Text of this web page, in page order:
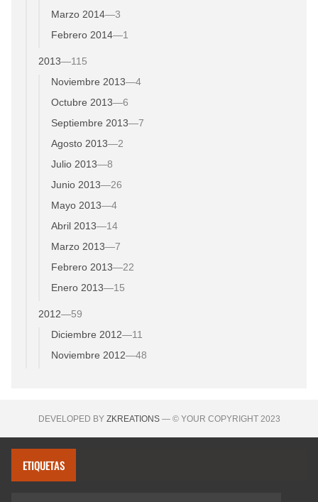
Marzo 2014—3
Febrero 2014—1
2013—115
Noviembre 2013—4
Octubre 2013—6
Septiembre 2013—7
Agosto 2013—2
Julio 2013—8
Junio 2013—26
Mayo 2013—4
Abril 2013—14
Marzo 2013—7
Febrero 2013—22
Enero 2013—15
2012—59
Diciembre 2012—11
Noviembre 2012—48
DEVELOPED BY ZKREATIONS— © YOUR COPYRIGHT 2023
ETIQUETAS